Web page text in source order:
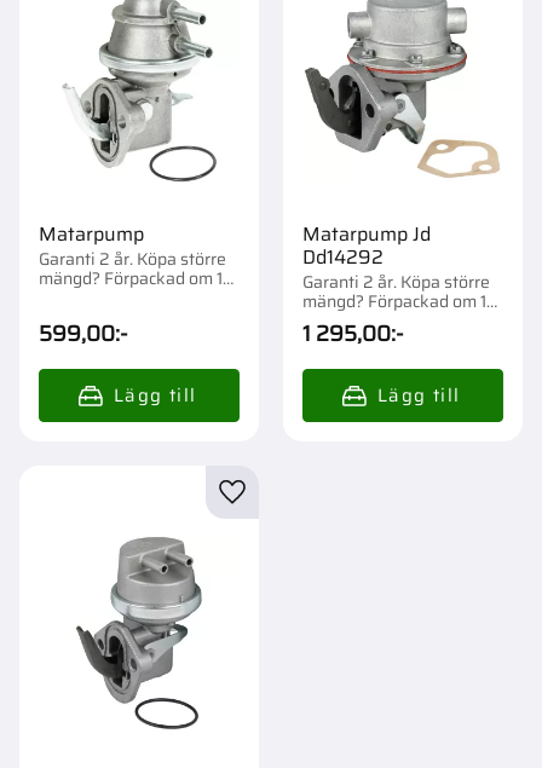
Matarpump
Garanti 2 år. Köpa större
mängd? Förpackad om 1
599,00:-
Matarpump Jd
Dd14292
Garanti 2 år. Köpa större
mängd? Förpackad om 1
st.
1 295,00:-
Lägg till i favoriter